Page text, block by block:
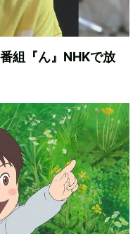
組『ん』NHKで放